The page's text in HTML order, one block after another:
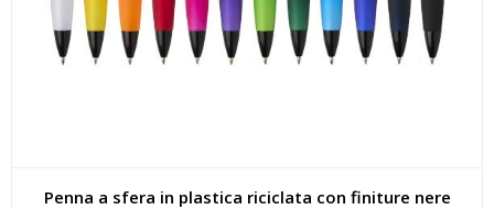
Penna a sfera in plastica riciclata con finiture nere